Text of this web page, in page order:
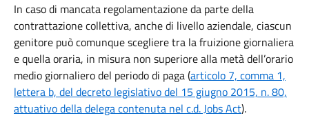
In caso di mancata regolamentazione da parte della
contrattazione collettiva, anche di livello aziendale, ciascun
genitore può comunque scegliere tra la fruizione giornaliera
e quella oraria, in misura non superiore alla metà dell’orario
medio giornaliero del periodo di paga (articolo 7, comma 1,
lettera b, del decreto legislativo del 15 giugno 2015, n. 80,
attuativo della delega contenuta nel c.d. Jobs Act).